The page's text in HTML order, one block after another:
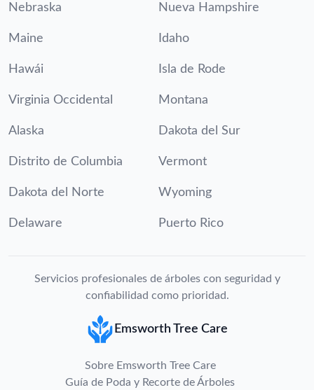
Nebraska Nueva Hampshire
Maine Idaho
Hawái Isla de Rode
Virginia Occidental Montana
Alaska Dakota del Sur
Distrito de Columbia Vermont
Dakota del Norte Wyoming
Delaware Puerto Rico
Servicios profesionales de árboles con seguridad y
confiabilidad como prioridad.
Emsworth Tree Care
Sobre Emsworth Tree Care
Guía de Poda y Recorte de Árboles